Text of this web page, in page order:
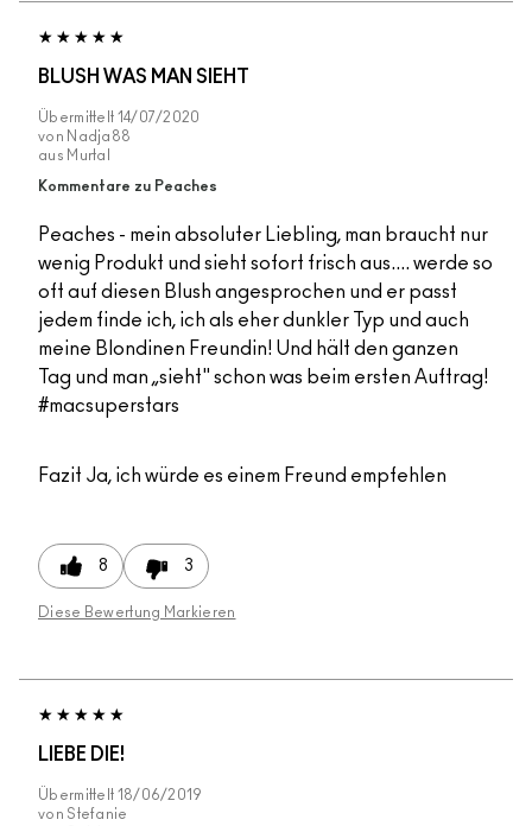
BLUSH WAS MAN SIEHT
Übermittelt 14/07/2020
von Nadja88
aus Murtal
Kommentare zu Peaches
Peaches - mein absoluter Liebling, man braucht nur
wenig Produkt und sieht sofort frisch aus.... werde so
oft auf diesen Blush angesprochen und er passt
jedem finde ich, ich als eher dunkler Typ und auch
meine Blondinen Freundin! Und hält den ganzen
Tag und man „sieht" schon was beim ersten Auftrag!
#macsuperstars
Fazit Ja, ich würde es einem Freund empfehlen
8 3
Diese Bewertung Markieren
LIEBE DIE!
Übermittelt 18/06/2019
von Stefanie